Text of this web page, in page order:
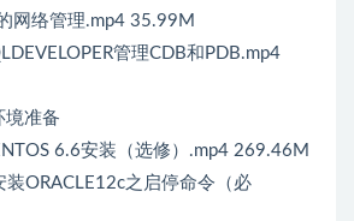
网络管理.mp4 35.99M
管理CDB和PDB.mp4
境准备
6.6安装（选修）.mp4 269.46M
ORACLE12c之启停命令（必